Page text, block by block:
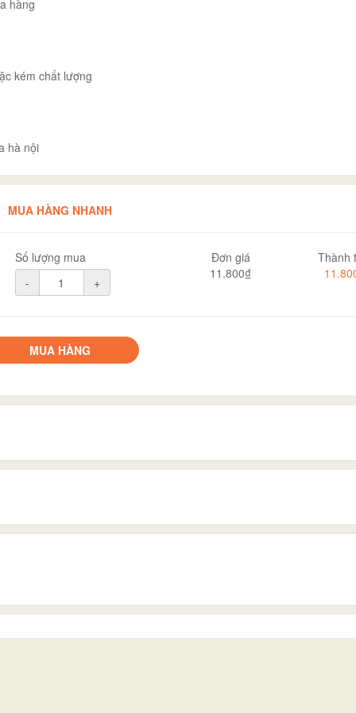
hàng
kém chất lượng
hà nội
MUA HÀNG NHANH
Số lượng mua
-
+
Đơn giá
11.800₫
Thành
MUA HÀNG